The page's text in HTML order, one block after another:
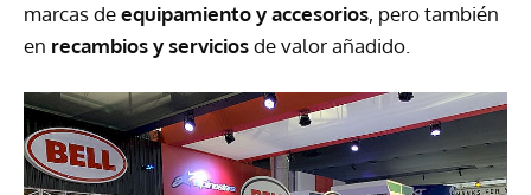
marcas deequipamiento y accesorios, pero también
en recambios y serviciosde valor añadido.